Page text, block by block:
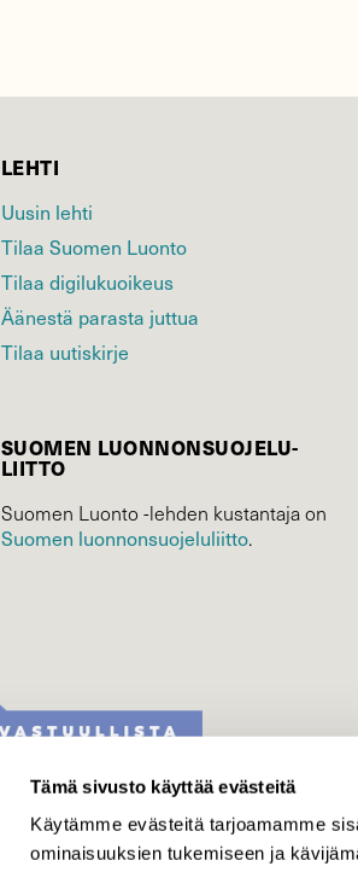
Tämä sivusto käyttää evästeitä
Käytämme evästeitä tarjoamamme
ominaisuuksien tukemiseen ja
LEHTI
Uusin lehti
Tilaa Suomen Luonto
Tilaa digilukuoikeus
Äänestä parasta juttua
Tilaa uutiskirje
SUOMEN LUONNON­SUOJELU­
LIITTO
Suomen Luonto -lehden kustantaja on
Suomen luonnonsuojelu­liitto.